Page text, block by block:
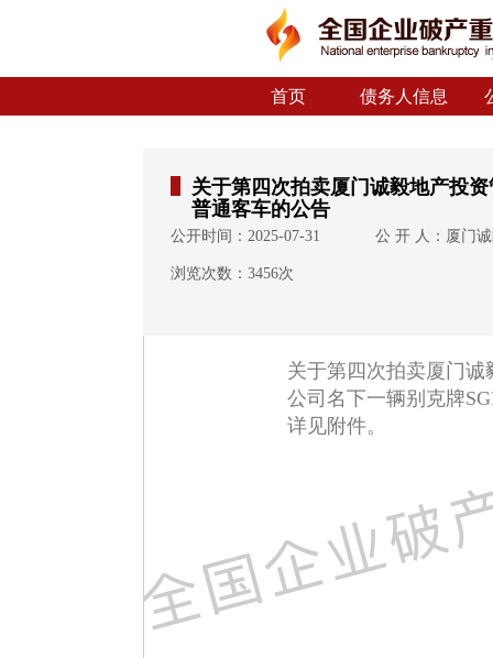
首页 债务人信息
关于第四次拍卖厦门诚毅地产投
普通客车的公告
公开时间：2025-07-31 公 开 人：厦门
浏览次数：3456次
关于第四次拍卖厦门
公司名下一辆别克牌
详见附件。